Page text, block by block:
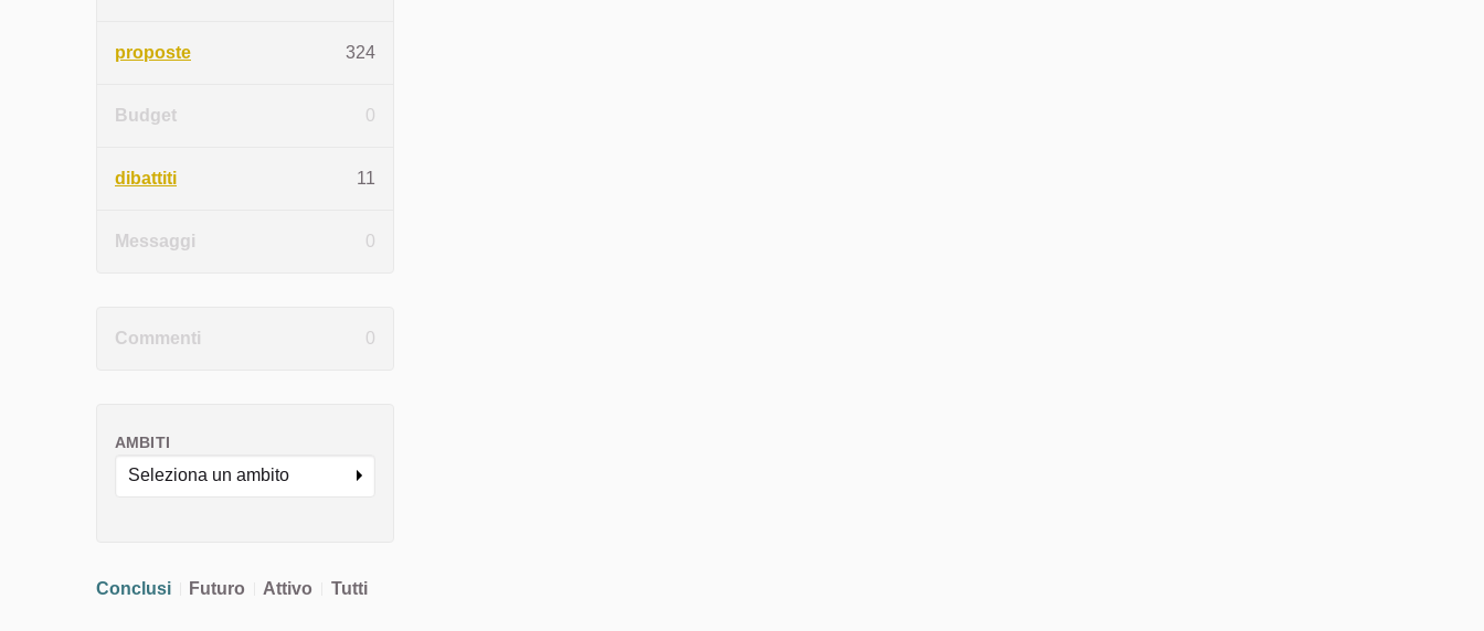
proposte 324
Budget 0
dibattiti 11
Messaggi 0
Commenti 0
AMBITI
Seleziona un ambito
Conclusi Futuro Attivo Tutti